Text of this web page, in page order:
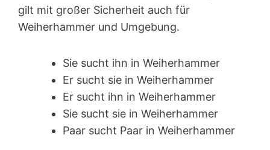
gilt mit großer Sicherheit auch für
Weiherhammer und Umgebung.
Sie sucht ihn in Weiherhammer
Er sucht sie in Weiherhammer
Er sucht ihn in Weiherhammer
Sie sucht sie in Weiherhammer
Paar sucht Paar in Weiherhammer